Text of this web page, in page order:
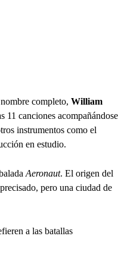
completo, William
11 canciones acompañándose
instrumentos como el
en estudio.
Aeronaut. El origen del
pero una ciudad de
a las batallas